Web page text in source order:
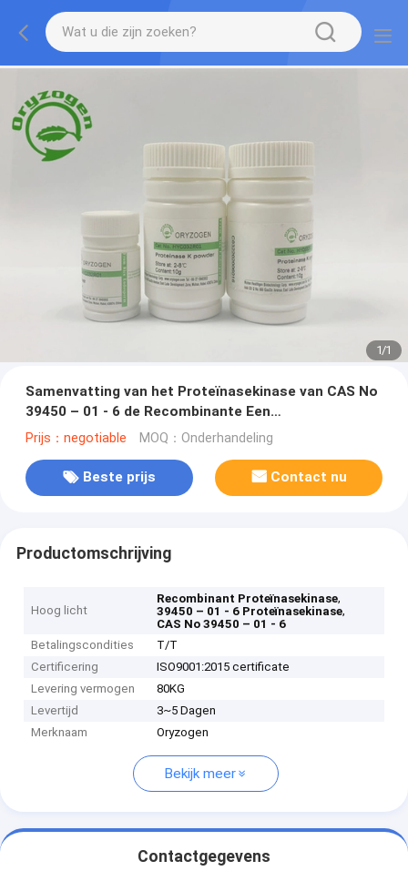
1/1
Samenvatting van het Proteïnasekinase van CAS No
39450 – 01 - 6 de Recombinante Een
verscheidenheid van Proteïnen
Prijs：negotiable MOQ：Onderhandeling
Beste prijs Contact nu
Productomschrijving
Hoog licht
Recombinant Proteïnasekinase,
39450 – 01 - 6 Proteïnasekinase,
CAS No 39450 – 01 - 6
Betalingscondities
T/T
Certificering
ISO9001:2015 certificate
Levering vermogen
80KG
Levertijd
3~5 Dagen
Merknaam
Oryzogen
Bekijk meer
Contactgegevens